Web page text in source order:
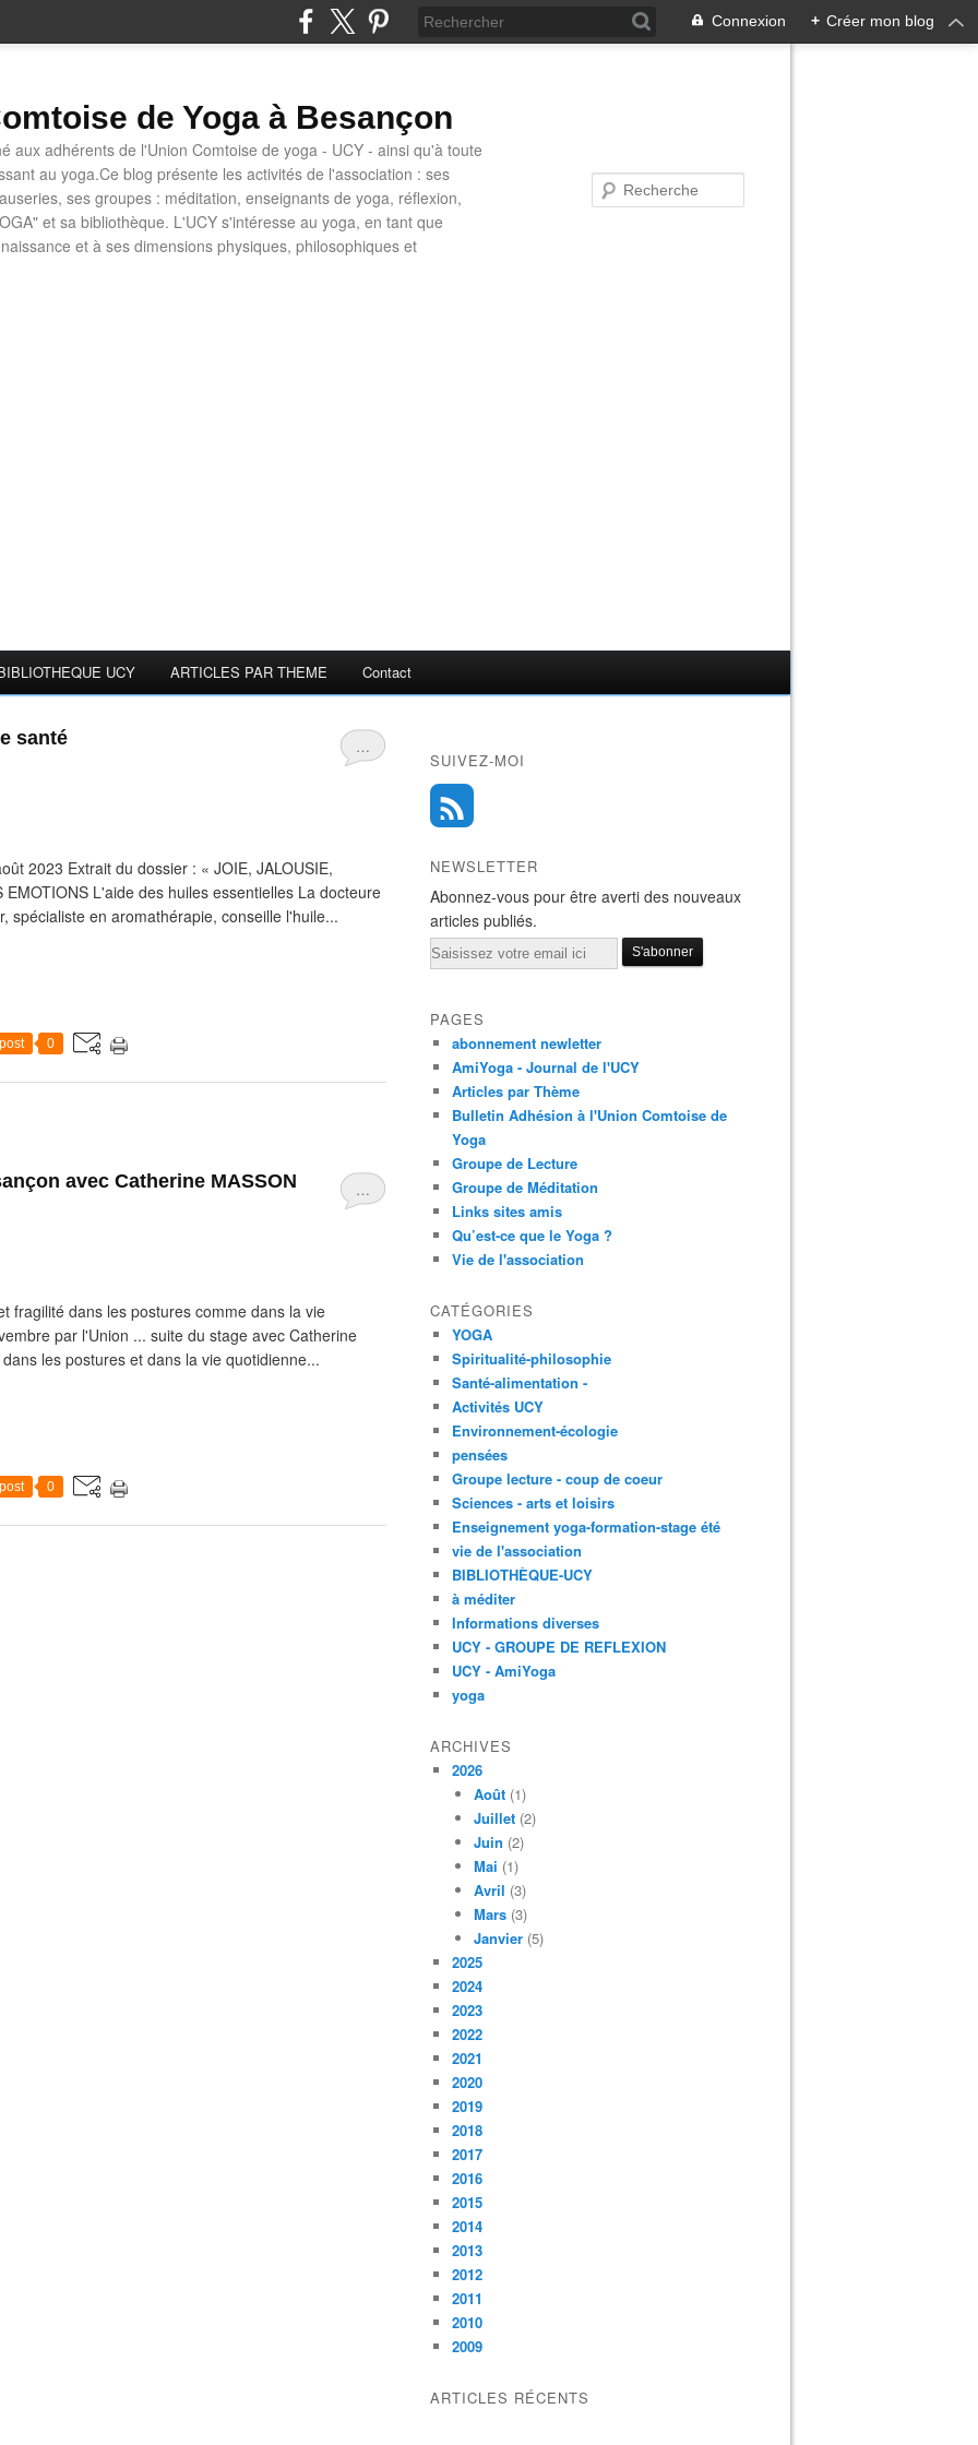
Connexion + Créer mon blog
de Yoga à Besançon
aux adhérents de l'Union Comtoise de yoga - UCY - ainsi qu'à toute
au yoga.Ce blog présente les activités de l'association : ses
ses groupes : méditation, enseignants de yoga, réflexion,
et sa bibliothèque. L'UCY s'intéresse au yoga, en tant que
et à ses dimensions physiques, philosophiques et
UCY ARTICLES PAR THEME Contact
…
santé
2023 Extrait du dossier : « JOIE, JALOUSIE,
EMOTIONS L'aide des huiles essentielles La docteure
spécialiste en aromathérapie, conseille l'huile...
0
…
avec Catherine MASSON
fragilité dans les postures comme dans la vie
par l'Union ... suite du stage avec Catherine
les postures et dans la vie quotidienne...
0
SUIVEZ-MOI
NEWSLETTER
Abonnez-vous pour être averti des nouveaux
articles publiés.
Email
PAGES
abonnement newletter
AmiYoga - Journal de l'UCY
Articles par Thème
Bulletin Adhésion à l'Union Comtoise de
Yoga
Groupe de Lecture
Groupe de Méditation
Links sites amis
Qu’est-ce que le Yoga ?
Vie de l'association
CATÉGORIES
YOGA
Spiritualité-philosophie
Santé-alimentation -
Activités UCY
Environnement-écologie
pensées
Groupe lecture - coup de coeur
Sciences - arts et loisirs
Enseignement yoga-formation-stage été
vie de l'association
BIBLIOTHÈQUE-UCY
à méditer
Informations diverses
UCY - GROUPE DE REFLEXION
UCY - AmiYoga
yoga
ARCHIVES
2026
Août (1)
Juillet (2)
Juin (2)
Mai (1)
Avril (3)
Mars (3)
Janvier (5)
2025
2024
2023
2022
2021
2020
2019
2018
2017
2016
2015
2014
2013
2012
2011
2010
2009
ARTICLES RÉCENTS